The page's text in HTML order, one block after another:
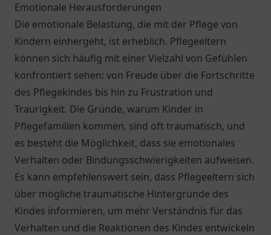
Emotionale Herausforderungen
Die emotionale Belastung, die mit der Pflege von
Kindern einhergeht, ist erheblich. Pflegeeltern
können sich häufig mit einer Vielzahl von Gefühlen
konfrontiert sehen: von Freude über die Fortschritte
des Pflegekindes bis hin zu Frustration und
Traurigkeit. Die Gründe, warum Kinder in
Pflegefamilien kommen, sind oft traumatisch, und
es besteht die Möglichkeit, dass sie emotionales
Verhalten oder Bindungsschwierigkeiten aufweisen.
Es kann empfehlenswert sein, dass Pflegeeltern sich
über mögliche traumatische Hintergründe des
Kindes informieren, um mehr Verständnis für das
Verhalten und die Reaktionen des Kindes entwickeln